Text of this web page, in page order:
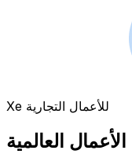
Xe للأعمال التجارية
العالمية